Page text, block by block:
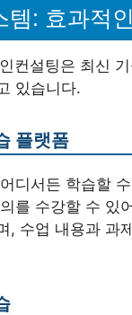
템: 효과적
컨설팅은 최신
있습니다.
플랫폼
디서든 학습할
를 수강할 수 있
, 수업 내용과 과